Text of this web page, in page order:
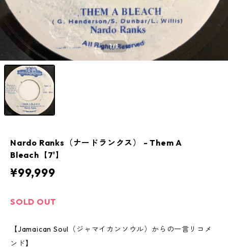
1/1
Nardo Ranks（ナードランクス） - Them A
Bleach【7'】
¥99,999
SOLD OUT
【Jamaican Soul（ジャマイカンソウル）からの一言リコメ
ンド】